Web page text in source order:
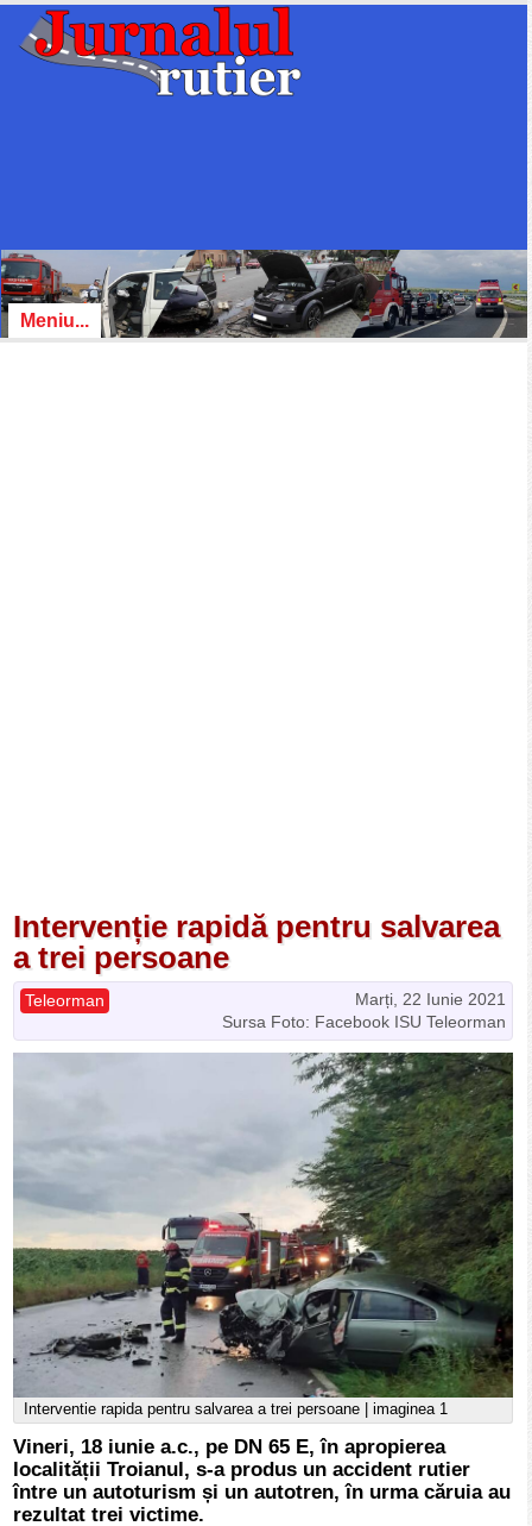
Meniu...
Intervenție rapidă pentru salvarea
a trei persoane
Marți, 22 Iunie 2021
Teleorman
Sursa Foto: Facebook ISU Teleorman
Interventie rapida pentru salvarea a trei persoane | imaginea 1
Vineri, 18 iunie a.c., pe DN 65 E, în apropierea
localității Troianul, s-a produs un accident rutier
între un autoturism și un autotren, în urma căruia au
rezultat trei victime.